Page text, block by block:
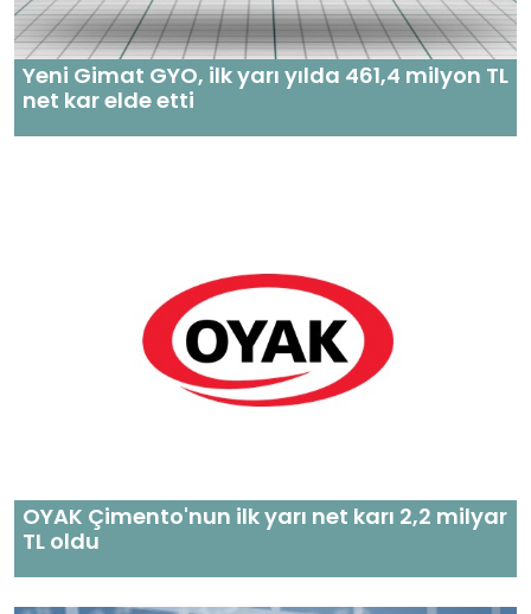
Yeni Gimat GYO, ilk yarı yılda 461,4 milyon TL
net kar elde etti
OYAK Çimento'nun ilk yarı net karı 2,2 milyar
TL oldu